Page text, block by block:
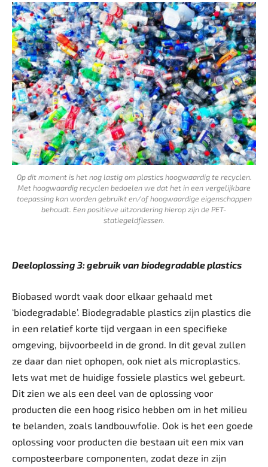
Op dit moment is het nog lastig om plastics hoogwaardig te recyclen.
Met hoogwaardig recyclen bedoelen we dat het in een vergelijkbare
toepassing kan worden gebruikt en/of hoogwaardige eigenschappen
behoudt. Een positieve uitzondering hierop zijn de PET-
statiegeldflessen.
Deeloplossing 3: gebruik van ­biodegradable plastics
Biobased wordt vaak door elkaar gehaald met
‘biodegradable’. Biodegradable plastics zijn plastics die
in een relatief korte tijd vergaan in een specifieke
omgeving, bijvoorbeeld in de grond. In dit geval zullen
ze daar dan niet ophopen, ook niet als microplastics.
Iets wat met de huidige fossiele plastics wel gebeurt.
Dit zien we als een deel van de oplossing voor
producten die een hoog risico hebben om in het milieu
te belanden, zoals landbouwfolie. Ook is het een goede
oplossing voor producten die bestaan uit een mix van
composteerbare componenten, zodat deze in zijn